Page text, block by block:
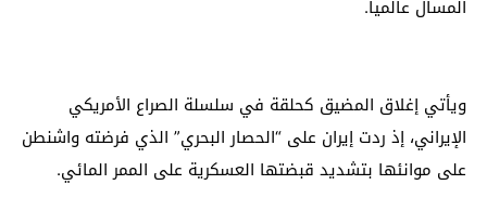
المسال عالمياً.
ويأتي إغلاق المضيق كحلقة في سلسلة الصراع الأمريكي
الإيراني، إذ ردت إيران على “الحصار البحري” الذي فرضته واشنطن
على موانئها بتشديد قبضتها العسكرية على الممر المائي.